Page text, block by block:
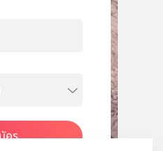
คร